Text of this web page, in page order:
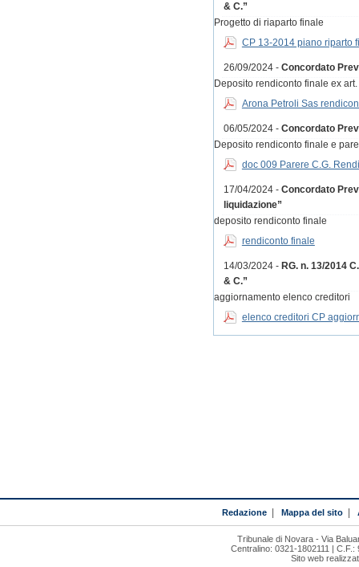
& C.”
Progetto di riaparto finale
CP 13-2014 piano riparto
26/09/2024 - Concordato
Deposito rendiconto finale ex art.
Arona Petroli Sas
06/05/2024 - Concordato
Deposito rendiconto finale e
doc 009 Parere C.G.
17/04/2024 - Concordato
liquidazione”
deposito rendiconto finale
rendiconto finale
14/03/2024 - RG. n. 13/2014
& C.”
aggiornamento elenco creditori
elenco creditori CP
Redazione| Mappa del sito|
Tribunale di Novara - Via
Centralino: 0321-1802111 |
Sito web